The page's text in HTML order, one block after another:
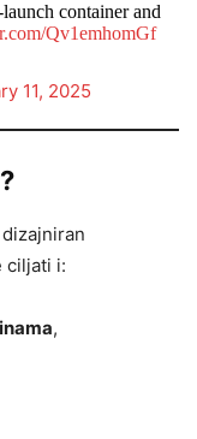
container and
Qv1emhomGf
11, 2025
ciljati i:
,